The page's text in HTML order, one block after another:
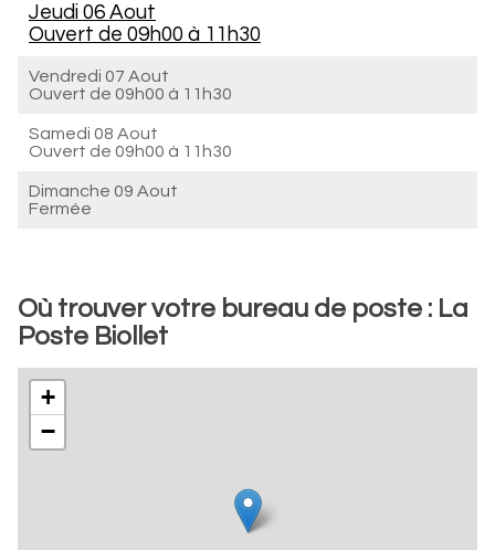
Jeudi 06 Aout
Ouvert de 09h00 à 11h30
Vendredi 07 Aout
Ouvert de 09h00 à 11h30
Samedi 08 Aout
Ouvert de 09h00 à 11h30
Dimanche 09 Aout
Fermée
Où trouver votre bureau de poste : La
Poste Biollet
+
−